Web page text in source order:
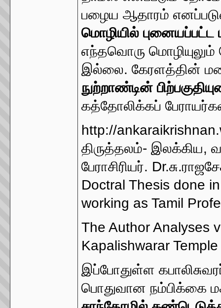
பழைய ஆதாரம்
மொழியில்
எந்தவொரு மொழியுலும்
இல்லை. கேரளத்தின்
நுற்றாண்டின்
கத்தோலிக்கப்
http://
திருத்தலம்- இலக்கிய,
பேராசிரியர்.
Doctral Thesis done
working as Tamil
The Author Analyses
Kapalishwarar
இப்போதுள்ள
பொதுவான நம்பிக்கை